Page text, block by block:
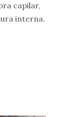
capilar,
interna.